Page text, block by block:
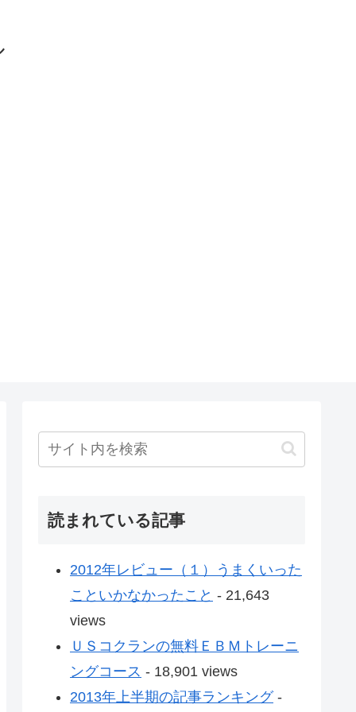
読まれている記事
2012年レビュー（１）うまくいった
こといかなかったこと - 21,643
views
ＵＳコクランの無料ＥＢＭトレーニ
ングコース - 18,901 views
2013年上半期の記事ランキング-